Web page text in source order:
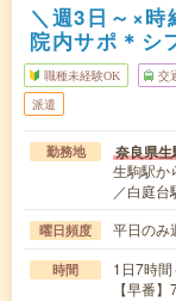
＼週3日～×時
院内サポ＊シ
職種未経験OK 交
派遣
勤務地 奈良県
生駒駅か
／白庭
曜日頻度 平日のみ
時間
1日7時
【早番